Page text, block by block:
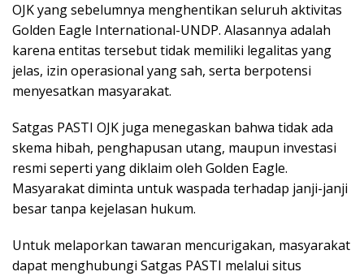
OJK yang sebelumnya menghentikan seluruh aktivitas
Golden Eagle International-UNDP. Alasannya adalah
karena entitas tersebut tidak memiliki legalitas yang
jelas, izin operasional yang sah, serta berpotensi
menyesatkan masyarakat.
Satgas PASTI OJK juga menegaskan bahwa tidak ada
skema hibah, penghapusan utang, maupun investasi
resmi seperti yang diklaim oleh Golden Eagle.
Masyarakat diminta untuk waspada terhadap janji-janji
besar tanpa kejelasan hukum.
Untuk melaporkan tawaran mencurigakan, masyarakat
dapat menghubungi Satgas PASTI melalui situs